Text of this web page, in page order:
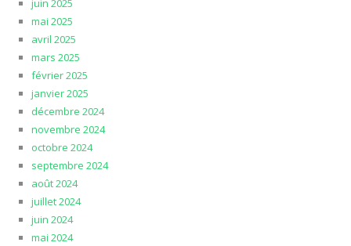
juin 2025
mai 2025
avril 2025
mars 2025
février 2025
janvier 2025
décembre 2024
novembre 2024
octobre 2024
septembre 2024
août 2024
juillet 2024
juin 2024
mai 2024